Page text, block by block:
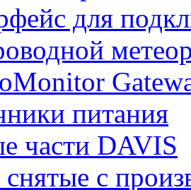
для
питания
части DAVIS
с